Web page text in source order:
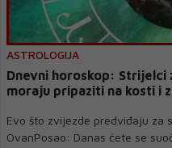
ASTROLOGIJA
Dnevni horoskop: Strijelci
moraju pripaziti na kosti i
Evo što zvijezde predviđaju za
OvanPosao: Danas ćete se